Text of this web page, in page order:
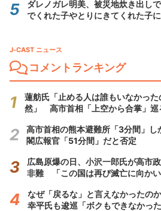
ダレノガレ明美、被災地炊き出し
でくれた子やとりにきてくれた子に
J-CAST ニュース
コメントランキング
蓮舫氏「止める人は誰もいなかっ
然」 高市首相「上空から合掌」巡
高市首相の熊本避難所「3分間」
閣広報官「51分間」だと否定
広島原爆の日、小沢一郎氏が高市
非難 「この国は再び滅亡に向かい
なぜ「戻るな」と言えなかったの
幸平氏も逡巡「ボクもできなかっ